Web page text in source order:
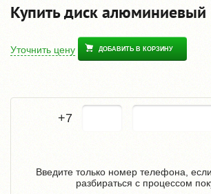
Купить диск алюминиевый
Уточнить цену ДОБАВИТЬ В КОРЗИНУ
+7
Введите только номер телефона,
разбираться с процессом